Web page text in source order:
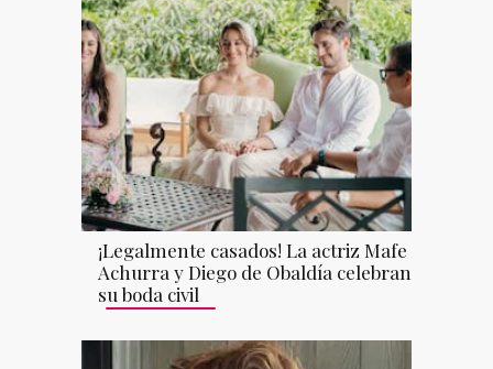
¡Legalmente casados! La actriz Mafe
Achurra y Diego de Obaldía celebran
su boda civil